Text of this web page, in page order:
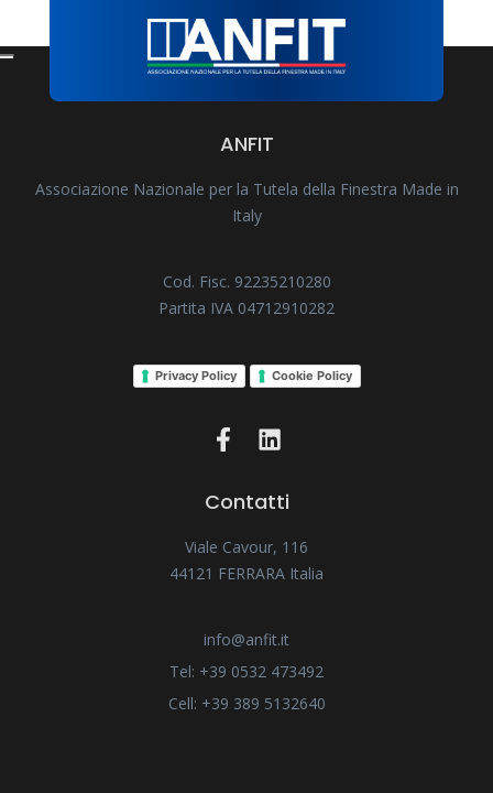
ANFIT
Associazione Nazionale per la Tutela della Finestra Made in
Italy
Cod. Fisc. 92235210280
Partita IVA 04712910282
Privacy Policy Cookie Policy
Contatti
Viale Cavour, 116
44121 FERRARA Italia
info@anfit.it
Tel: +39 0532 473492
Cell: +39 389 5132640